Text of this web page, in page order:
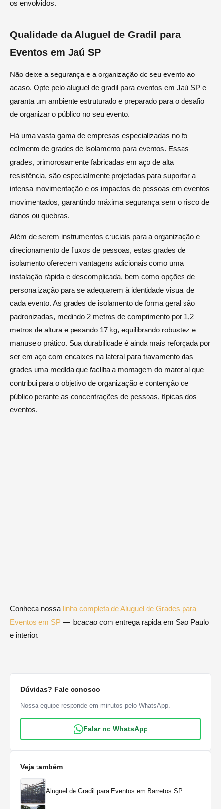
os envolvidos.
Qualidade da Aluguel de Gradil para
Eventos em Jaú SP
Não deixe a segurança e a organização do seu evento ao
acaso. Opte pelo aluguel de gradil para eventos em Jaú SP e
garanta um ambiente estruturado e preparado para o desafio
de organizar o público no seu evento.
Há uma vasta gama de empresas especializadas no fo
ecimento de grades de isolamento para eventos. Essas
grades, primorosamente fabricadas em aço de alta
resistência, são especialmente projetadas para suportar a
intensa movimentação e os impactos de pessoas em eventos
movimentados, garantindo máxima segurança sem o risco de
danos ou quebras.
Além de serem instrumentos cruciais para a organização e
direcionamento de fluxos de pessoas, estas grades de
isolamento oferecem vantagens adicionais como uma
instalação rápida e descomplicada, bem como opções de
personalização para se adequarem à identidade visual de
cada evento. As grades de isolamento de forma geral são
padronizadas, medindo 2 metros de comprimento por 1,2
metros de altura e pesando 17 kg, equilibrando robustez e
manuseio prático. Sua durabilidade é ainda mais reforçada por
ser em aço com encaixes na lateral para travamento das
grades uma medida que facilita a montagem do material que
contribui para o objetivo de organização e contenção de
público perante as concentrações de pessoas, típicas dos
eventos.
Conheca nossa linha completa de Aluguel de Grades para
Eventos em SP — locacao com entrega rapida em Sao Paulo
e interior.
Dúvidas? Fale conosco
Nossa equipe responde em minutos pelo WhatsApp.
Falar no WhatsApp
Veja também
Aluguel de Gradil para Eventos em Barretos SP